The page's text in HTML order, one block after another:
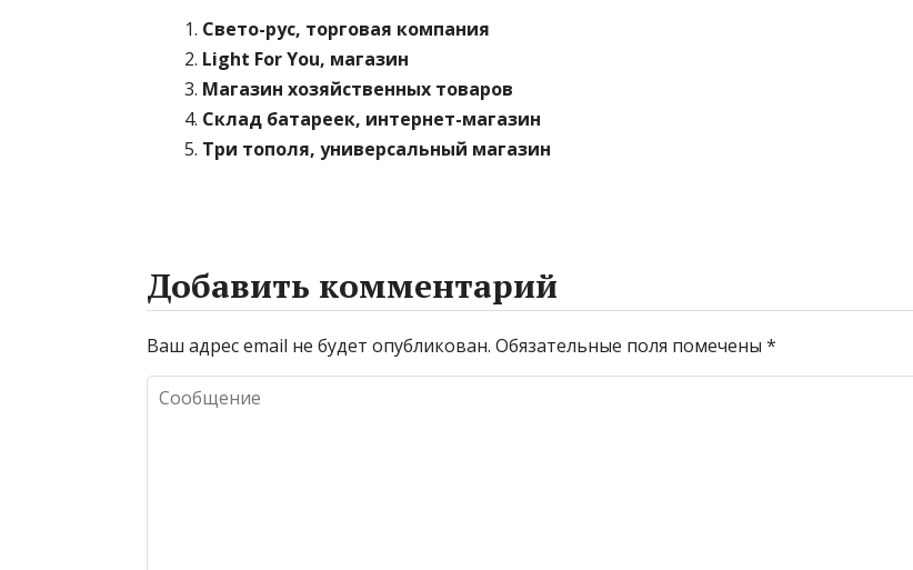
Свето-рус, торговая компания
Light For You, магазин
Магазин хозяйственных товаров
Склад батареек, интернет-магазин
Три тополя, универсальный магазин
Добавить комментарий
Ваш адрес email не будет опубликован. Обязательные поля помечены *